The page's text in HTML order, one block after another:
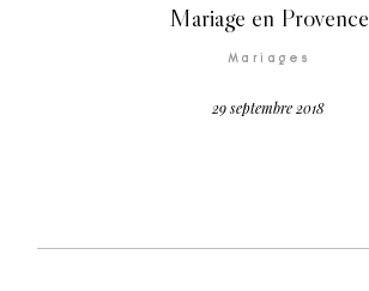
Mariage en Provence
Mariages
29 septembre 2018
©2026 Ruben